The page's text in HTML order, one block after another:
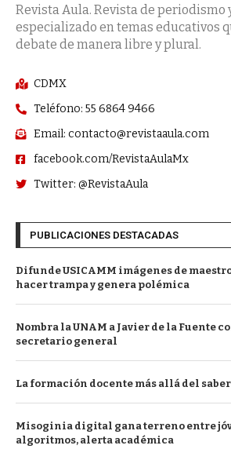
Revista Aula. Revista de periodismo
especializado en temas educativos
debate de manera libre y plural.
CDMX
Teléfono: 55 6864 9466
Email: contacto@revistaaula.com
facebook.com/RevistaAulaMx
Twitter: @RevistaAula
PUBLICACIONES DESTACADAS
Difunde USICAMM imágenes de
hacer trampa y genera polémica
Nombra la UNAM a Javier de la Fuente
secretario general
La formación docente más allá del
Misoginia digital gana terreno entre
algoritmos, alerta académica